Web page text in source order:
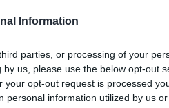
Information
parties, or processing of your
us, please use the below opt-out
opt-out request is processed
personal information utilized by us
είπε ο
και τη
το κάνω ξανά
22:45